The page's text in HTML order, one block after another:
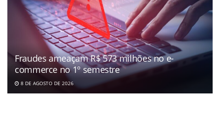
Fraudes ameaçam R$ 573 milhões no e-
commerce no 1º semestre
8 DE AGOSTO DE 2026